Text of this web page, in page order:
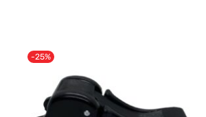
-25%